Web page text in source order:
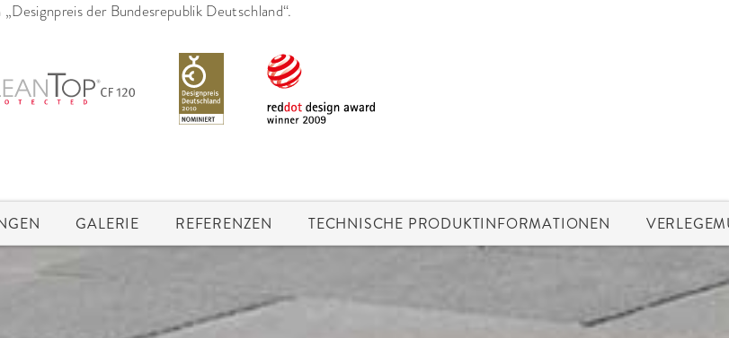
der Bundesrepublik Deutschland“.
GALERIE REFERENZEN TECHNISCHE PRODUKTINFORMATIONEN